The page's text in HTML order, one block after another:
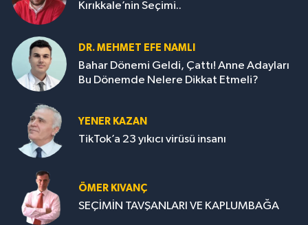
Kırıkkale’nin Seçimi..
DR. MEHMET EFE NAMLI
Bahar Dönemi Geldi, Çattı! Anne Adayları
Bu Dönemde Nelere Dikkat Etmeli?
YENER KAZAN
TikTok’a 23 yıkıcı virüsü insanı
ÖMER KIVANÇ
SEÇİMİN TAVŞANLARI VE KAPLUMBAĞA